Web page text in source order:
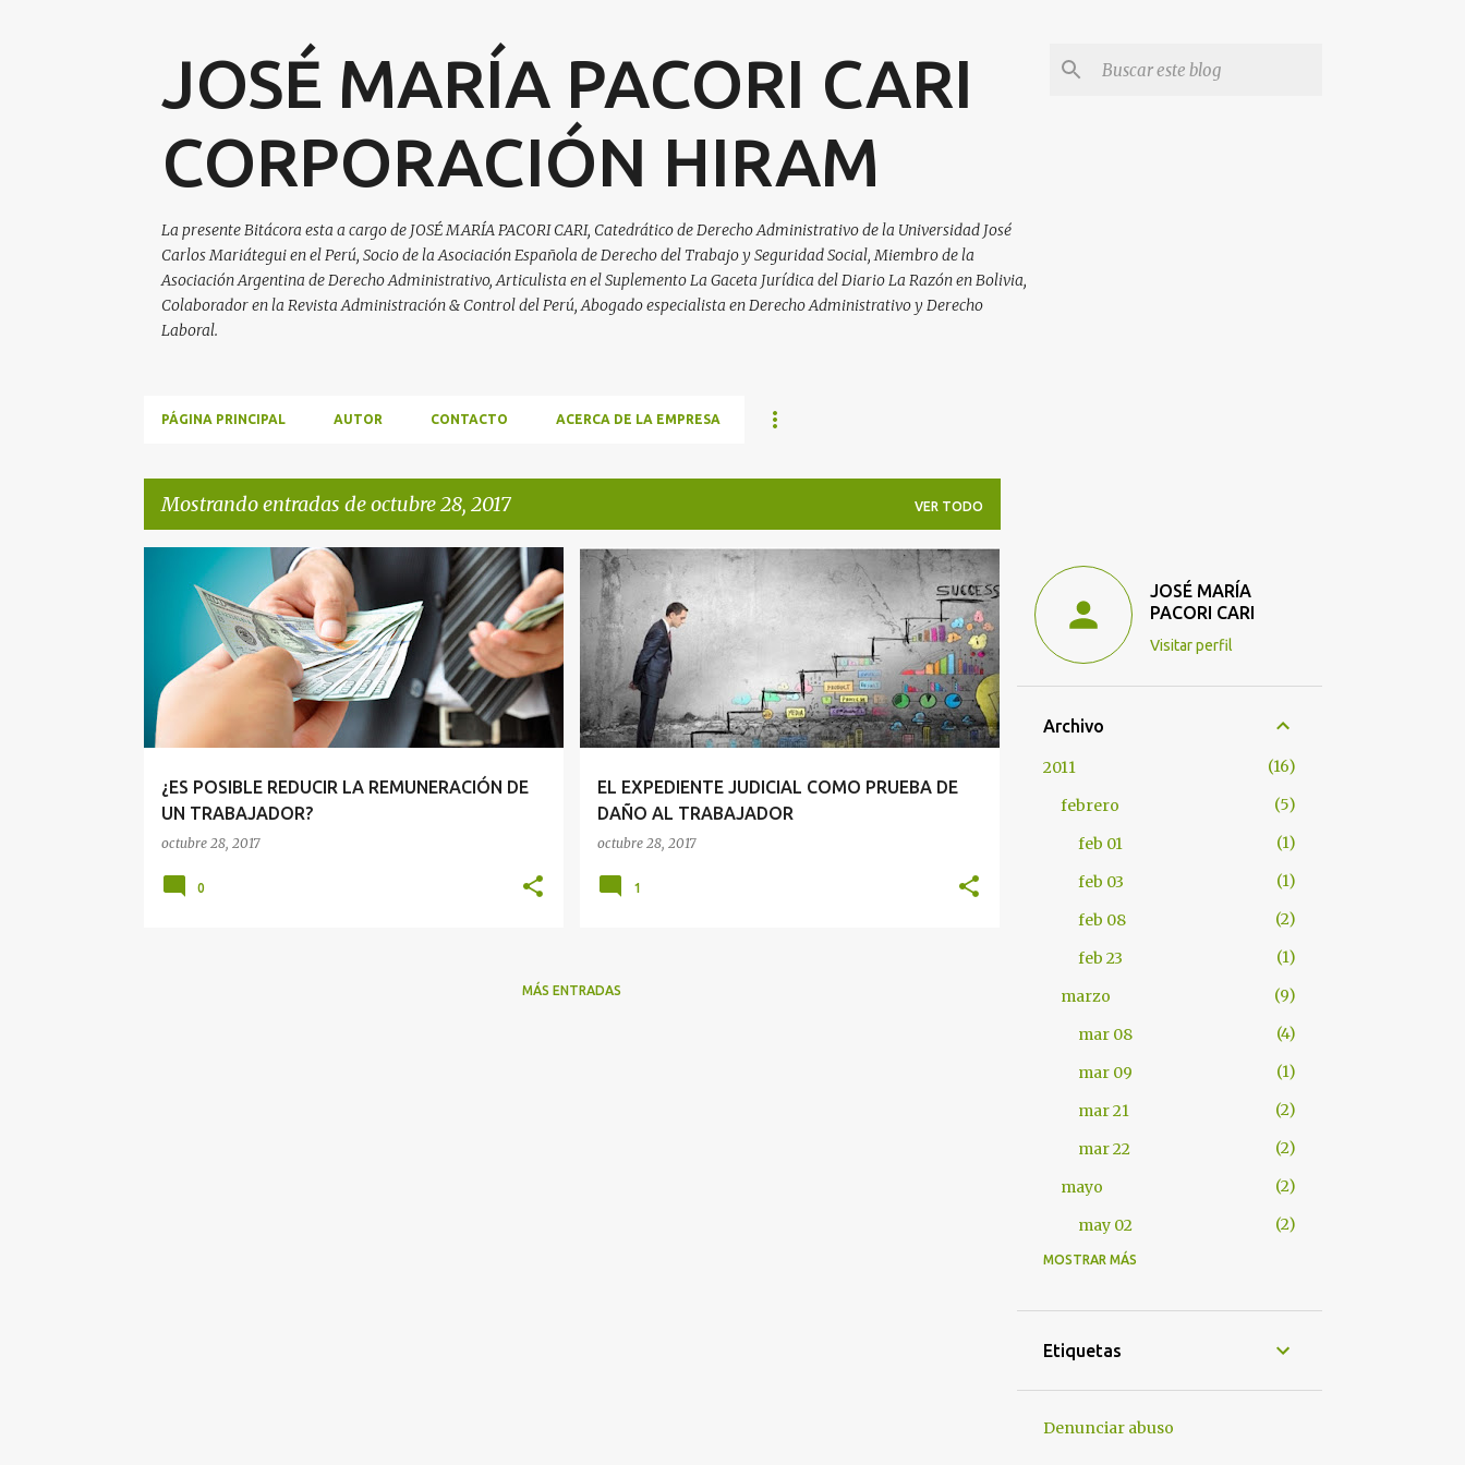
JOSÉ MARÍA PACORI CARI
CORPORACIÓN HIRAM
La presente Bitácora esta a cargo de JOSÉ MARÍA PACORI CARI, Catedrático de Derecho Administrativo de la Universidad José
Carlos Mariátegui en el Perú, Socio de la Asociación Española de Derecho del Trabajo y Seguridad Social, Miembro de la
Asociación Argentina de Derecho Administrativo, Articulista en el Suplemento La Gaceta Jurídica del Diario La Razón en Bolivia,
Colaborador en la Revista Administración & Control del Perú, Abogado especialista en Derecho Administrativo y Derecho
Laboral.
PÁGINA PRINCIPAL AUTOR CONTACTO ACERCA DE LA EMPRESA
Mostrando entradas de octubre 28, 2017 VER TODO
a
d
¿ES POSIBLE REDUCIR LA REMUNERACIÓN DE
UN TRABAJADOR?
octubre 28, 2017
DERECHO DEL TRABAJO
0
EL EXPEDIENTE JUDICIAL COMO PRUEBA DE
DAÑO AL TRABAJADOR
octubre 28, 2017
DERECHO DEL TRABAJO
1
MÁS ENTRADAS
JOSÉ MARÍA
PACORI CARI
Visitar perfil
Archivo
2011
16
febrero
5
feb 01
1
feb 03
1
feb 08
2
feb 23
1
marzo
9
mar 08
4
mar 09
1
mar 21
2
mar 22
2
mayo
2
may 02
2
2012
abr 17
MOSTRAR MÁS
Etiquetas
Denunciar abuso